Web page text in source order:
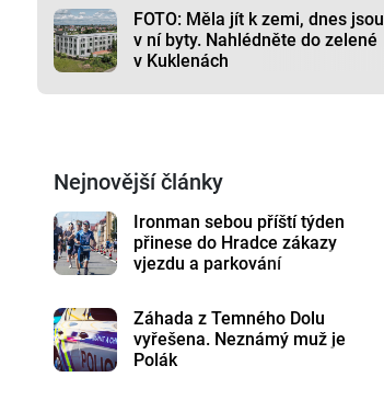
FOTO: Měla jít k zemi, dnes jsou
v ní byty. Nahlédněte do zelené
v Kuklenách
Nejnovější články
Ironman sebou příští týden
přinese do Hradce zákazy
vjezdu a parkování
Záhada z Temného Dolu
vyřešena. Neznámý muž je
Polák